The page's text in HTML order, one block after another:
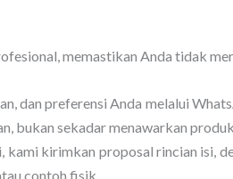
memastikan Anda tidak
dan preferensi Anda melalui
bukan sekadar menawarkan
kami kirimkan proposal rincian isi,
contoh fisik.